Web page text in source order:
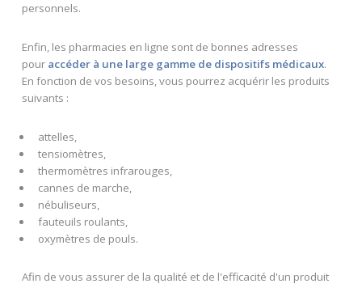
personnels.
Enfin, les pharmacies en ligne sont de bonnes adresses
pour accéder à une large gamme de dispositifs médicaux.
En fonction de vos besoins, vous pourrez acquérir les produits
suivants :
attelles,
tensiomètres,
thermomètres infrarouges,
cannes de marche,
nébuliseurs,
fauteuils roulants,
oxymètres de pouls.
Afin de vous assurer de la qualité et de l'efficacité d'un produit